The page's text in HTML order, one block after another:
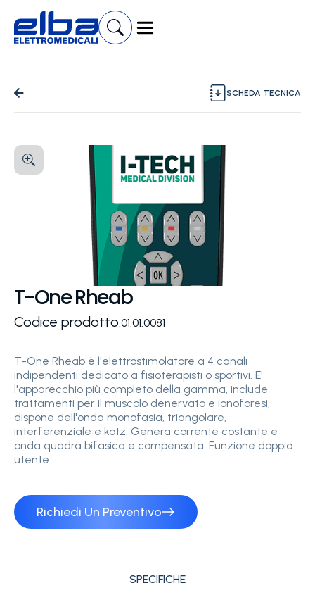
SCHEDA TECNICA
T-One Rheab
Codice prodotto:01.01.0081
T-One Rheab è l'elettrostimolatore a 4 canali
indipendenti dedicato a fisioterapisti o sportivi. E'
l'apparecchio più completo della gamma, include
trattamenti per il muscolo denervato e ionoforesi,
dispone dell'onda monofasia, triangolare,
interferenziale e kotz. Genera corrente costante e
onda quadra bifasica e compensata. Funzione doppio
utente.
Richiedi Un Preventivo
SPECIFICHE